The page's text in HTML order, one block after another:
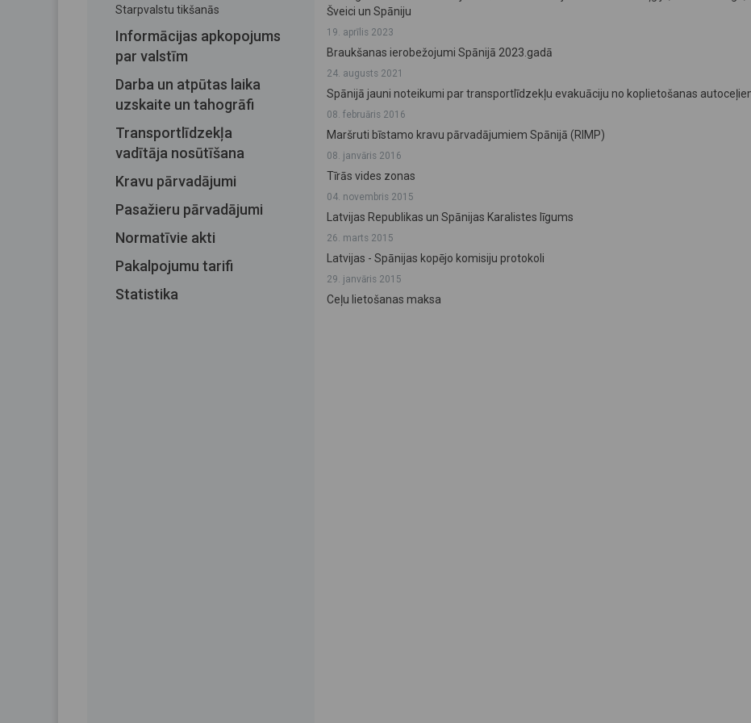
Starpvalstu tikšanās
Informācijas apkopojums
par valstīm
Darba un atpūtas laika
uzskaite un tahogrāfi
Transportlīdzekļa
vadītāja nosūtīšana
Kravu pārvadājumi
Pasažieru pārvadājumi
Normatīvie akti
Pakalpojumu tarifi
Statistika
Šveici un Spāniju
19. aprīlis 2023
Braukšanas ierobežojumi Spānijā 2023.gadā
24. augusts 2021
Spānijā jauni noteikumi par transportlīdzekļu evakuāciju no koplietošanas
08. februāris 2016
Maršruti bīstamo kravu pārvadājumiem Spānijā (RIMP)
08. janvāris 2016
Tīrās vides zonas
04. novembris 2015
Latvijas Republikas un Spānijas Karalistes līgums
26. marts 2015
Latvijas - Spānijas kopējo komisiju protokoli
29. janvāris 2015
Ceļu lietošanas maksa